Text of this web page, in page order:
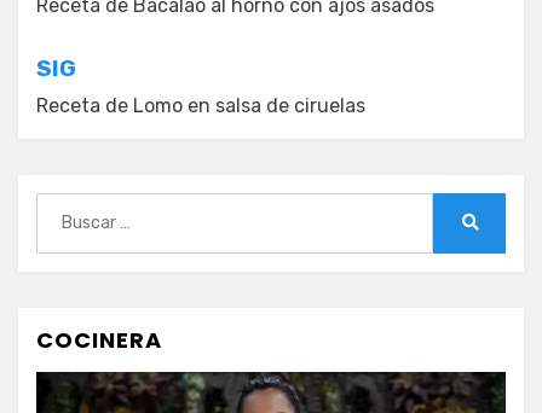
de
entradas
Receta de Bacalao al horno con ajos asados
SIG
Receta de Lomo en salsa de ciruelas
COCINERA